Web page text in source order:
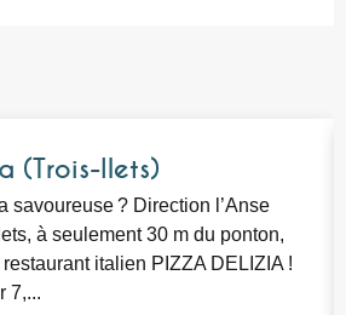
(Trois-Ilets)
savoureuse ? Direction l’Anse
à seulement 30 m du ponton,
italien PIZZA DELIZIA !
7,...